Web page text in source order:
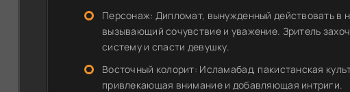
Персонаж: Дипломат, вынужденный действовать в
вызывающий сочувствие и уважение. Зритель
систему и спасти девушку.
Восточный колорит: Исламабад, пакистанская
привлекающая внимание и добавляющая интриги.